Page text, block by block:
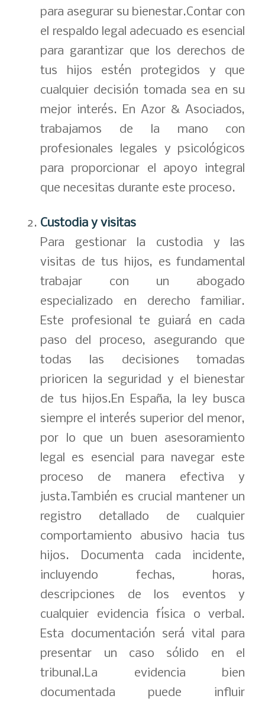
para asegurar su bienestar.Contar con
el respaldo legal adecuado es esencial
para garantizar que los derechos de
tus hijos estén protegidos y que
cualquier decisión tomada sea en su
mejor interés. En Azor & Asociados,
trabajamos de la mano con
profesionales legales y psicológicos
para proporcionar el apoyo integral
que necesitas durante este proceso.
Custodia y visitas
Para gestionar la custodia y las
visitas de tus hijos, es fundamental
trabajar con un abogado
especializado en derecho familiar.
Este profesional te guiará en cada
paso del proceso, asegurando que
todas las decisiones tomadas
prioricen la seguridad y el bienestar
de tus hijos.En España, la ley busca
siempre el interés superior del menor,
por lo que un buen asesoramiento
legal es esencial para navegar este
proceso de manera efectiva y
justa.También es crucial mantener un
registro detallado de cualquier
comportamiento abusivo hacia tus
hijos. Documenta cada incidente,
incluyendo fechas, horas,
descripciones de los eventos y
cualquier evidencia física o verbal.
Esta documentación será vital para
presentar un caso sólido en el
tribunal.La evidencia bien
documentada puede influir